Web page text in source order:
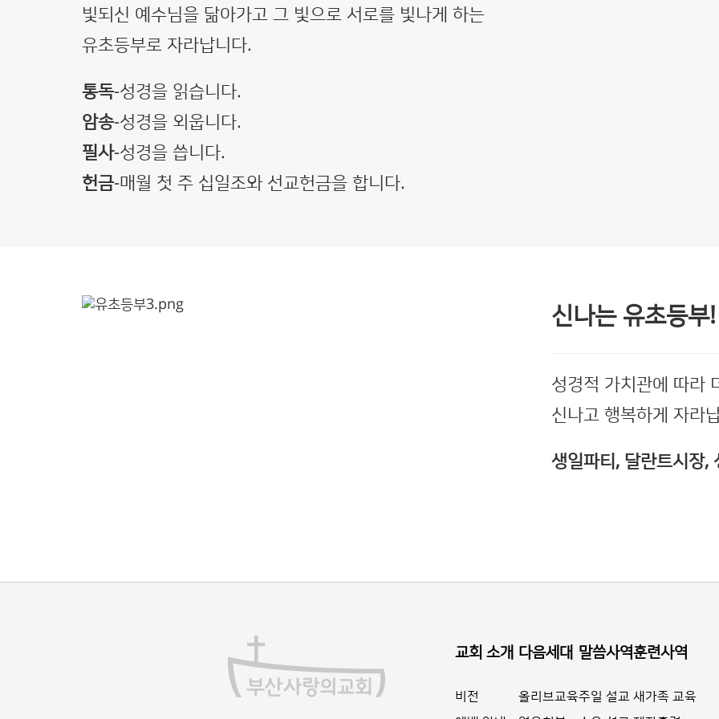
빛되신 예수님을 닮아가고 그 빛으로 서로를 빛나게 하는
유초등부로 자라납니다.
통독-성경을 읽습니다.
암송-성경을 외웁니다.
필사-성경을 씁니다.
헌금-매월 첫 주 십일조와 선교헌금을 합니다.
신나는 유초등부!
성경적 가치관에 따라
신나고 행복하게 자라
생일파티, 달란트시장,
교회 소개
비전
다음세대
올리브교육
말씀사역
주일 설교
훈련사역
새가족 교육